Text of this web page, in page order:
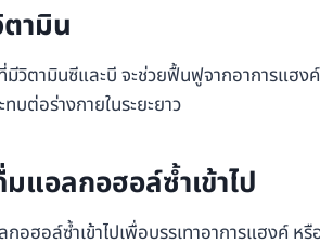
ามิน
วิตามินซีและบี จะช่วยฟื้นฟูจากอาการแฮง
บต่อร่างกายในระยะยาว
แอลกอฮอล์ซ้ำเข้าไป
อฮอล์ซ้ำเข้าไปเพื่อบรรเทาอาการแฮงค์